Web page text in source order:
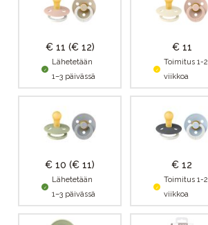
€ 11 (€ 12)
Lähetetään
1–3 päivässä
€ 11
Toimitus 1-2
viikkoa
€ 10 (€ 11)
Lähetetään
1–3 päivässä
€ 12
Toimitus 1-2
viikkoa